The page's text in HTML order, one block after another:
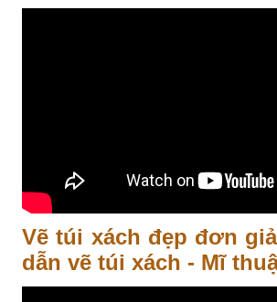
Vẽ túi xách đẹp đơn
dẫn vẽ túi xách - Mĩ